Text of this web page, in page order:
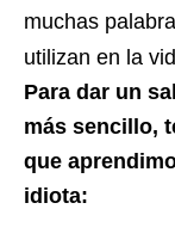
muchas
utilizan en la
Para dar un
más sencillo,
que
idiota: